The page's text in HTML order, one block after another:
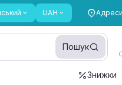
UAH Адреси
Пошук
Знижки